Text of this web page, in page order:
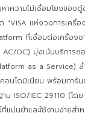
ความไม่เชื่อมโยงของตู้
"VISA แห่งวงการเครื่อ
ที่เชื่อมต่อเครื่องช
DC) มุ่งเน้นบริการซ
as a Service) ส
คอนโดมิเนียม พร้อมการั
น ISO/IEC 29110 (โด
แม่นยำและใช้งานง่ายสำ